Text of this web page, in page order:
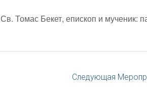
Св. Томас Бекет, епископ и мученик:
Следующая